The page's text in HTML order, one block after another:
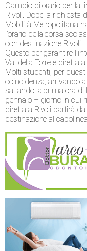
Cambio di orario per la
Rivoli. Dopo la richiesta
Mobilità Metropolitana
l’orario della corsa
con destinazione Rivoli.
Questo per garantire
Val della Torre e diretta
Molti studenti, per
coincidenza, arrivando
saltando la prima ora di
gennaio – giorno in cui
diretta a Rivoli partirà
destinazione al